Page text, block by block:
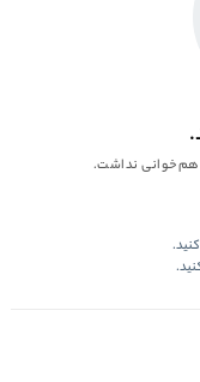
هم‌خوانی نداشت.